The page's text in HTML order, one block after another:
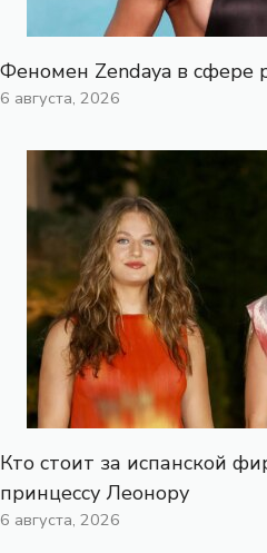
Феномен Zendaya в сфере
6 августа, 2026
Кто стоит за испанской
принцессу Леонору
6 августа, 2026